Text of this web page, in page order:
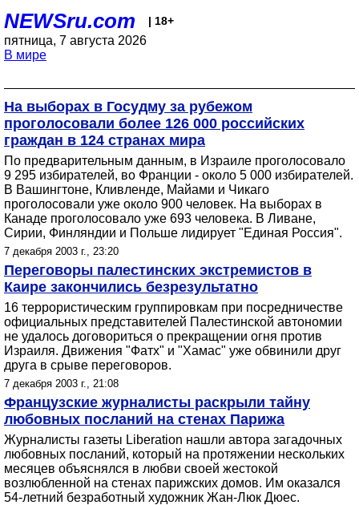
NEWSru.com | 18+
пятница, 7 августа 2026
В мире
На выборах в Госудму за рубежом
проголосовали более 126 000 российских
граждан в 124 странах мира
По предварительным данным, в Израиле проголосовало
9 295 избирателей, во Франции - около 5 000 избирателей.
В Вашингтоне, Кливленде, Майами и Чикаго
проголосовали уже около 900 человек. На выборах в
Канаде проголосовало уже 693 человека. В Ливане,
Сирии, Финляндии и Польше лидирует "Единая Россия".
7 декабря 2003 г., 23:20
Переговоры палестинских экстремистов в
Каире закончились безрезультатно
16 террористическим группировкам при посредничестве
официальных представителей Палестинской автономии
не удалось договориться о прекращении огня против
Израиля. Движения "Фатх" и "Хамас" уже обвинили друг
друга в срыве переговоров.
7 декабря 2003 г., 21:08
Французские журналисты раскрыли тайну
любовных посланий на стенах Парижа
Журналисты газеты Liberation нашли автора загадочных
любовных посланий, который на протяжении нескольких
месяцев объяснялся в любви своей жестокой
возлюбленной на стенах парижских домов. Им оказался
54-летний безработный художник Жан-Люк Дюес.